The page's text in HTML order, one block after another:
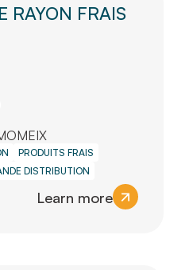
RAYON FRAIS
PRODUITS FRAIS
DISTRIBUTION
Learn more